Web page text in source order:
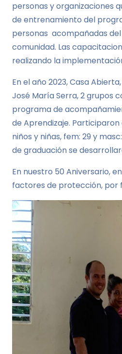
personas y organizaciones
de entrenamiento del
personas acompañadas
comunidad. Las
realizando la
En el año 2023, Casa
José María Serra, 2 grupos
programa de
de Aprendizaje.
niños y niñas, fem: 29 y
de graduación se
En nuestro 50 Aniversario,
factores de protección, por